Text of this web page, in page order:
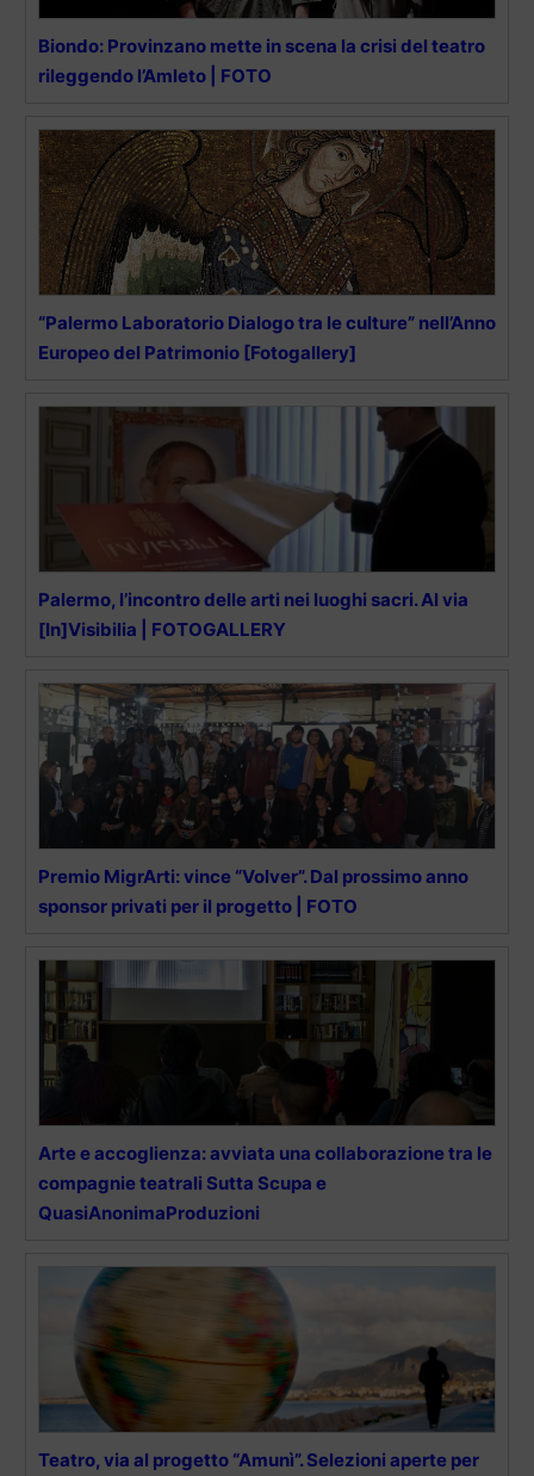
Biondo: Provinzano mette in scena la crisi del teatro
rileggendo l’Amleto | FOTO
“Palermo Laboratorio Dialogo tra le culture” nell’Anno
Europeo del Patrimonio [Fotogallery]
Palermo, l’incontro delle arti nei luoghi sacri. Al via
[In]Visibilia | FOTOGALLERY
Premio MigrArti: vince “Volver”. Dal prossimo anno
sponsor privati per il progetto | FOTO
Arte e accoglienza: avviata una collaborazione tra le
compagnie teatrali Sutta Scupa e
QuasiAnonimaProduzioni
Teatro, via al progetto “Amunì”. Selezioni aperte per